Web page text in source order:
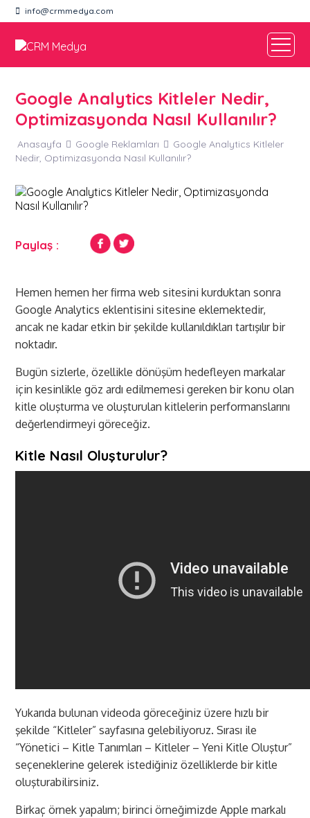
info@crmmedya.com
Google Analytics Kitleler Nedir,
Optimizasyonda Nasıl Kullanılır?
Anasayfa Google Reklamları
Google Analytics Kitleler
Nedir, Optimizasyonda Nasıl Kullanılır?
Paylaş :
Hemen hemen her firma web sitesini kurduktan sonra
Google Analytics eklentisini sitesine eklemektedir,
ancak ne kadar etkin bir şekilde kullanıldıkları tartışılır bir
noktadır.
Bugün sizlerle, özellikle dönüşüm hedefleyen markalar
için kesinlikle göz ardı edilmemesi gereken bir konu olan
kitle oluşturma ve oluşturulan kitlelerin performanslarını
değerlendirmeyi göreceğiz.
Kitle Nasıl Oluşturulur?
Yukarıda bulunan videoda göreceğiniz üzere hızlı bir
şekilde “Kitleler” sayfasına gelebiliyoruz. Sırası ile
“Yönetici – Kitle Tanımları – Kitleler – Yeni Kitle Oluştur”
seçeneklerine gelerek istediğiniz özelliklerde bir kitle
oluşturabilirsiniz.
Birkaç örnek yapalım; birinci örneğimizde Apple markalı